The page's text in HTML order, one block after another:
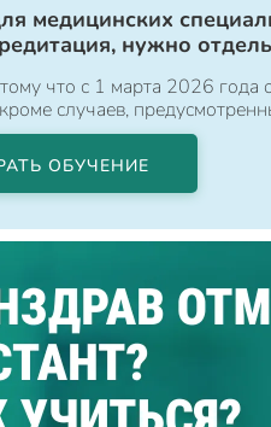
медицинских
нужно
что с 1 марта 2026
случаев,
ОБУЧЕНИЕ